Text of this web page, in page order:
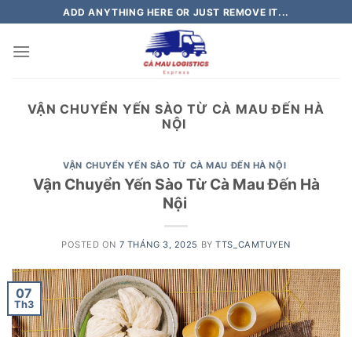
to
content
ADD ANYTHING HERE OR JUST REMOVE IT...
VẬN CHUYỂN YẾN SÀO TỪ CÀ MAU ĐẾN HÀ
NỘI
VẬN CHUYỂN YẾN SÀO TỪ CÀ MAU ĐẾN HÀ NỘI
Vận Chuyển Yến Sào Từ Cà Mau Đến Hà
Nội
POSTED ON 7 THÁNG 3, 2025 BYTTS_CAMTUYEN
07
Th3